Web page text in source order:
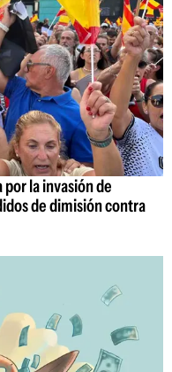
la invasión de
de dimisión contra